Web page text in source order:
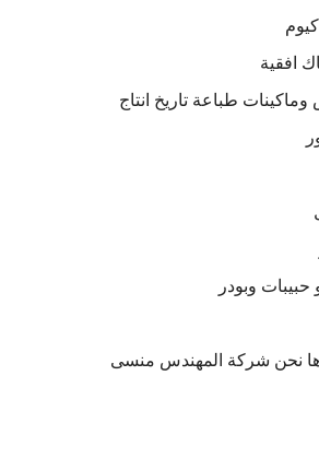
افقية
طباعة تاريخ انتاج
وبودر
نحن شركة المهندس منسى